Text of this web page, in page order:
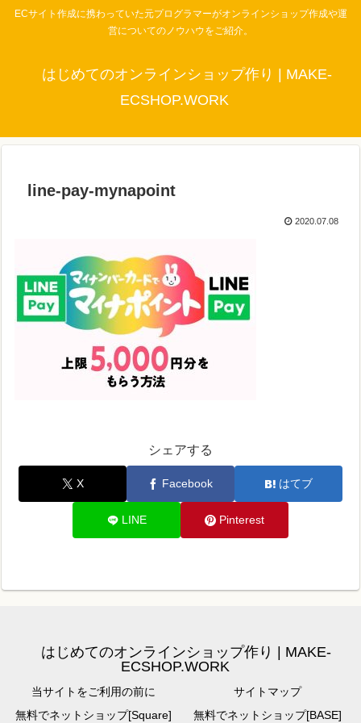
ECサイト作成に携わっていた元プログラマーがオンラインショップ作成や運
営についてのノウハウをご紹介。
はじめてのオンラインショップ作り | MAKE-
ECSHOP.WORK
line-pay-mynapoint
2020.07.08
シェアする
X Facebook はてブ
LINE Pinterest
はじめてのオンラインショップ作り | MAKE-
ECSHOP.WORK
当サイトをご利用の前に
サイトマップ
無料でネットショップ[Square]
無料でネットショップ[BASE]